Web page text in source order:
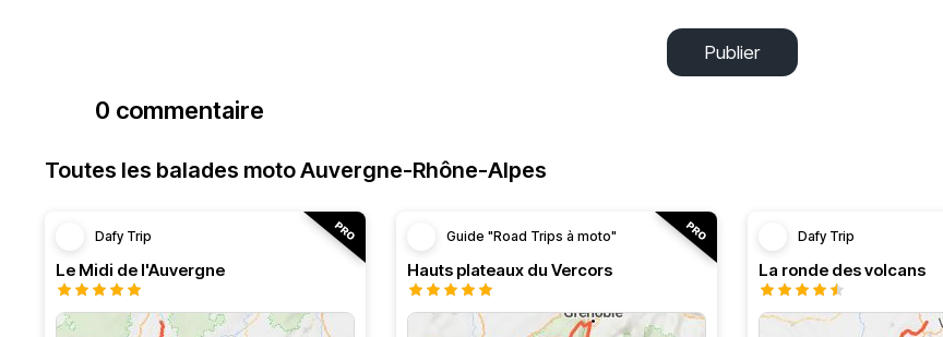
Publier
0 commentaire
Toutes les balades moto Auvergne-Rhône-Alpes
Dafy Trip
Le Midi de l'Auvergne
Guide "Road Trips à moto"
Hauts plateaux du Vercors
Dafy Trip
La ronde des volcans